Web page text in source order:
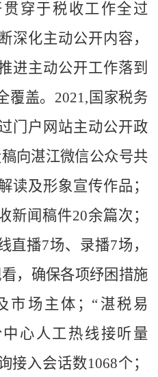
穿于税收工作全过
深化主动公开内容，
进主动公开工作落到
覆盖。 2021, 国家税务
门户网站主动公开政
向湛江微信公众号共
读及形象宣传作品；
新闻稿件20余篇次；
直播7场、录播7场，
，确保各项纾困措施
市场主体 ； “湛税易
心人工热线接听量
接入会话数1068个；